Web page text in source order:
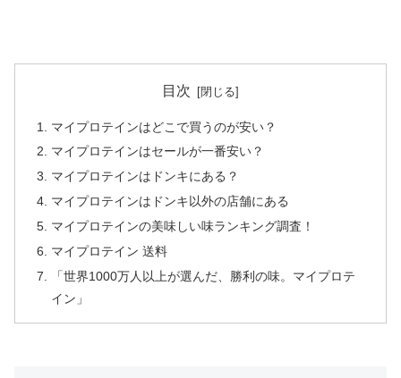
目次
マイプロテインはどこで買うのが安い？
マイプロテインはセールが一番安い？
マイプロテインはドンキにある？
マイプロテインはドンキ以外の店舗にある
マイプロテインの美味しい味ランキング調査！
マイプロテイン 送料
「世界1000万人以上が選んだ、勝利の味。マイプロテ
イン」